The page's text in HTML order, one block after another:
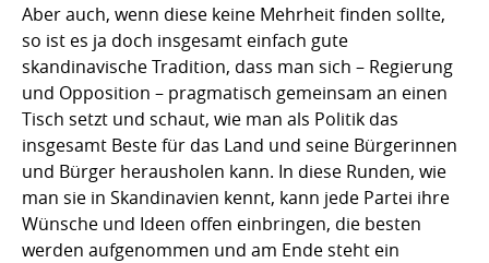
Aber auch, wenn diese keine Mehrheit finden sollte,
so ist es ja doch insgesamt einfach gute
skandinavische Tradition, dass man sich – Regierung
und Opposition – pragmatisch gemeinsam an einen
Tisch setzt und schaut, wie man als Politik das
insgesamt Beste für das Land und seine Bürgerinnen
und Bürger herausholen kann. In diese Runden, wie
man sie in Skandinavien kennt, kann jede Partei ihre
Wünsche und Ideen offen einbringen, die besten
werden aufgenommen und am Ende steht ein